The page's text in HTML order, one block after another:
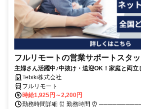
フルリモートの営業サポートスタ
主婦さん活躍中♪中抜け・送迎OK！家庭と両立
Tebiki株式会社
フルリモート
時給1,925円～2,200円
勤務時間詳細 ⏰ 勤務時間 ⏰